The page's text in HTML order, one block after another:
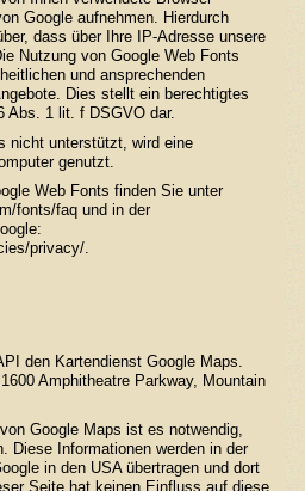
Google aufnehmen. Hierdurch
dass über Ihre IP-Adresse unsere
Nutzung von Google Web Fonts
und ansprechenden
Dies stellt ein berechtigtes
Abs. 1 lit. f DSGVO dar.
nicht unterstützt, wird eine
genutzt.
Web Fonts finden Sie unter
fonts/faqund in der
privacy/.
den Kartendienst Google Maps.
Amphitheatre Parkway, Mountain
Google Maps ist es notwendig,
Diese Informationen werden in der
in den USA übertragen und dort
Seite hat keinen Einfluss auf diese